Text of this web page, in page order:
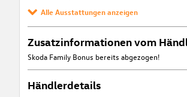
Alle Ausstattungen anzeigen
Zusatzinformationen vom
Skoda Family Bonus bereits abgezogen!
Händlerdetails